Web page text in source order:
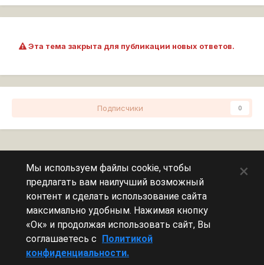
Эта тема закрыта для публикации новых ответов.
Подписчики 0
Сейчас на странице
Эту страницу никто не просматривает.
Мы используем файлы cookie, чтобы
предлагать вам наилучший возможный
контент и сделать использование сайта
максимально удобным. Нажимая кнопку
«Ок» и продолжая использовать сайт, Вы
соглашаетесь с Политикой
конфиденциальности.
×